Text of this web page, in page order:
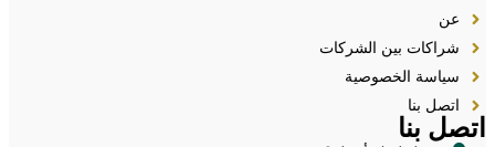
عن
شراكات بين الشركات
سياسة الخصوصية
اتصل بنا
اتصل بنا